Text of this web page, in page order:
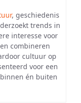
, geschiedenis
trends in
interesse voor
combineren
cultuur op
voor een
én buiten